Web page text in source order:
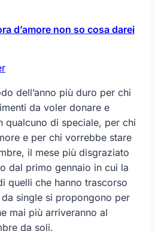
d’amore non so cosa darei
dell’anno più duro per chi
da voler donare e
qualcuno di speciale, per chi
e per chi vorrebbe stare
il mese più disgraziato
dal primo gennaio in cui la
quelli che hanno trascorso
single si propongono per
mai più arriveranno al
da soli.